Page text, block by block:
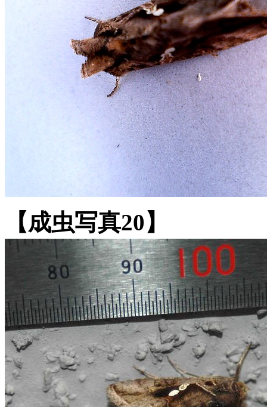
【成虫写真20】